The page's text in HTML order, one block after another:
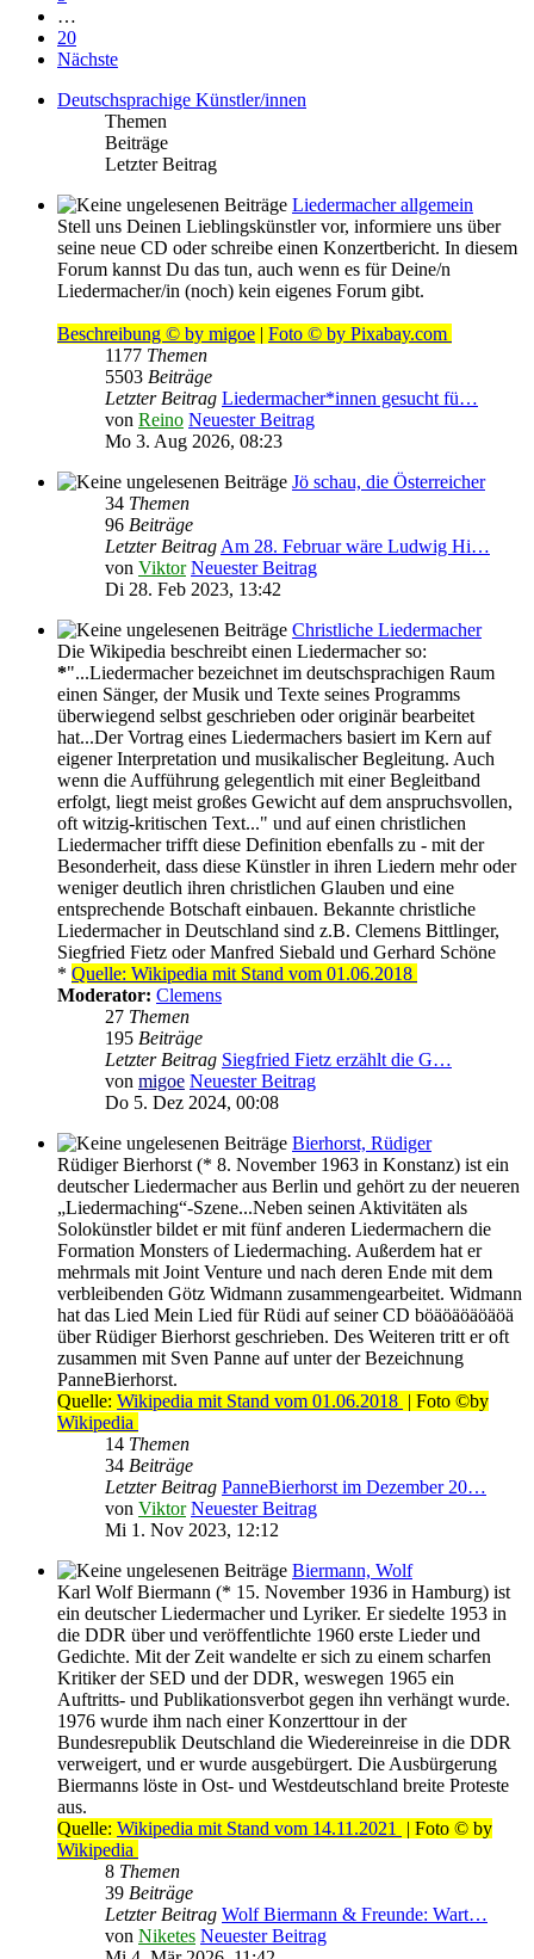
…
20
Nächste
Deutschsprachige Künstler/innen
Themen
Beiträge
Letzter Beitrag
Liedermacher allgemein
Stell uns Deinen Lieblingskünstler vor, informiere uns über
seine neue CD oder schreibe einen Konzertbericht. In diesem
Forum kannst Du das tun, auch wenn es für Deine/n
Liedermacher/in (noch) kein eigenes Forum gibt.
Beschreibung © by migoe | Foto © by Pixabay.com
1177 Themen
5503 Beiträge
Letzter Beitrag Liedermacher*innen gesucht fü…
von Reino Neuester Beitrag
Mo 3. Aug 2026, 08:23
Jö schau, die Österreicher
34 Themen
96 Beiträge
Letzter Beitrag Am 28. Februar wäre Ludwig Hi…
von Viktor Neuester Beitrag
Di 28. Feb 2023, 13:42
Christliche Liedermacher
Die Wikipedia beschreibt einen Liedermacher so:
*"...Liedermacher bezeichnet im deutschsprachigen Raum
einen Sänger, der Musik und Texte seines Programms
überwiegend selbst geschrieben oder originär bearbeitet
hat...Der Vortrag eines Liedermachers basiert im Kern auf
eigener Interpretation und musikalischer Begleitung. Auch
wenn die Aufführung gelegentlich mit einer Begleitband
erfolgt, liegt meist großes Gewicht auf dem anspruchsvollen,
oft witzig-kritischen Text..." und auf einen christlichen
Liedermacher trifft diese Definition ebenfalls zu - mit der
Besonderheit, dass diese Künstler in ihren Liedern mehr oder
weniger deutlich ihren christlichen Glauben und eine
entsprechende Botschaft einbauen. Bekannte christliche
Liedermacher in Deutschland sind z.B. Clemens Bittlinger,
Siegfried Fietz oder Manfred Siebald und Gerhard Schöne
* Quelle: Wikipedia mit Stand vom 01.06.2018
Moderator: Clemens
27 Themen
195 Beiträge
Letzter Beitrag Siegfried Fietz erzählt die G…
von migoe Neuester Beitrag
Do 5. Dez 2024, 00:08
Bierhorst, Rüdiger
Rüdiger Bierhorst (* 8. November 1963 in Konstanz) ist ein
deutscher Liedermacher aus Berlin und gehört zu der neueren
„Liedermaching“-Szene...Neben seinen Aktivitäten als
Solokünstler bildet er mit fünf anderen Liedermachern die
Formation Monsters of Liedermaching. Außerdem hat er
mehrmals mit Joint Venture und nach deren Ende mit dem
verbleibenden Götz Widmann zusammengearbeitet. Widmann
hat das Lied Mein Lied für Rüdi auf seiner CD böäöäöäöäöä
über Rüdiger Bierhorst geschrieben. Des Weiteren tritt er oft
zusammen mit Sven Panne auf unter der Bezeichnung
PanneBierhorst.
Quelle: Wikipedia mit Stand vom 01.06.2018 | Foto ©by
Wikipedia
14 Themen
34 Beiträge
Letzter Beitrag PanneBierhorst im Dezember 20…
von Viktor Neuester Beitrag
Mi 1. Nov 2023, 12:12
Biermann, Wolf
Karl Wolf Biermann (* 15. November 1936 in Hamburg) ist
ein deutscher Liedermacher und Lyriker. Er siedelte 1953 in
die DDR über und veröffentlichte 1960 erste Lieder und
Gedichte. Mit der Zeit wandelte er sich zu einem scharfen
Kritiker der SED und der DDR, weswegen 1965 ein
Auftritts- und Publikationsverbot gegen ihn verhängt wurde.
1976 wurde ihm nach einer Konzerttour in der
Bundesrepublik Deutschland die Wiedereinreise in die DDR
verweigert, und er wurde ausgebürgert. Die Ausbürgerung
Biermanns löste in Ost- und Westdeutschland breite Proteste
aus.
Quelle: Wikipedia mit Stand vom 14.11.2021
| Foto © by
Wikipedia
8 Themen
39 Beiträge
Letzter Beitrag Wolf Biermann & Freunde: Wart…
von Niketes Neuester Beitrag